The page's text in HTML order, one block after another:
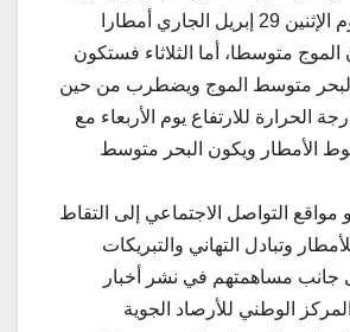
الإمارة ستشهد يوم الإثنين 29 إبريل الجاري أمطارا
متوسطا، أما الثلاثاء فستكون
متوسط الموج ويضطرب من حين
الحرارة للارتفاع يوم الأربعاء مع
الأمطار ويكون البحر متوسط
مواقع التواصل الاجتماعي إلى التقاط
وتبادل التهاني والتبريكات
جانب مساهمتهم في نشر أخبار
الوطني للأرصاد الجوية